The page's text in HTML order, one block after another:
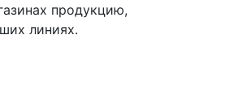
продукцию,
линиях.